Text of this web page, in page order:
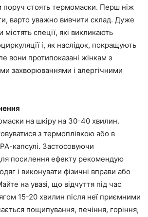
поруч стоять термомаски. Перш ніж
варто уважно вивчити склад. Дуже
спеції, які викликають
і, як наслідок, покращують
вони протипоказані жінкам з
захворюваннями і алергічними
на шкіру на 30-40 хвилин.
з термоплівкою або в
капсулі. Застосовуючи
посилення ефекту рекомендую
і виконувати фізичні вправи або
на увазі, що відчуття під час
15-20 хвилин після неї приємними
пощипування, печіння, горіння,